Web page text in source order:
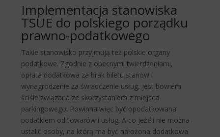
Implementacja stanowiska
TSUE do polskiego porządku
prawno-podatkowego
Takie stanowisko przyjmują też polskie organy
podatkowe. Zgodnie z obecnymi twierdzeniami,
opłata dodatkowa za brak biletu stanowi
wynagrodzenie za świadczenie usług, jest bowiem
ściśle związana ze skorzystaniem z miejsca
parkingowego. Powinna więc być opodatkowana
podatkiem od towarów i usług. A co jeżeli nie można
ustalić osoby, na którą ma być nałożona dodatkowa